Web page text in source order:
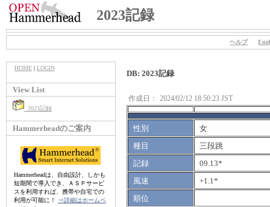
2023記録
ヘルプ
HOME| LOGIN
View List
2023記録
Hammerheadのご案内
Hammerheadは、自由設計、しかも
短期間で導入でき、ＡＳＰサービ
スを利用すれば、携帯や自宅での
利用が可能に！
⇒詳細はホームペ
DB: 2023記録
作成日： 2024/02/12 18:50:23 JST
性別
女
種目
三段跳
記録
09.13*
風速
+1.1*
順位